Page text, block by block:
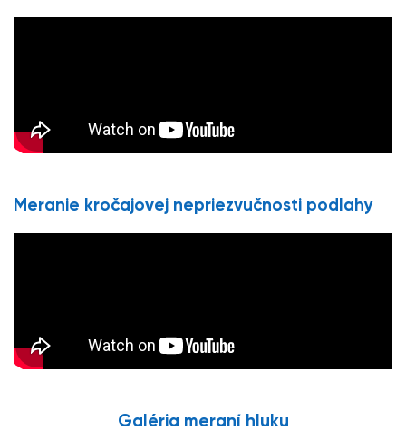
Meranie kročajovej nepriezvučnosti podlahy
Galéria meraní hluku